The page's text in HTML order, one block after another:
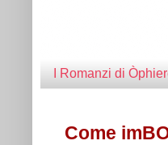
I Romanzi di
Come